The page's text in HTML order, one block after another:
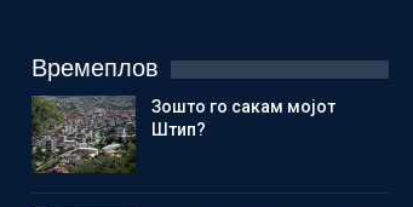
Времеплов
Зошто го сакам мојот
Штип?